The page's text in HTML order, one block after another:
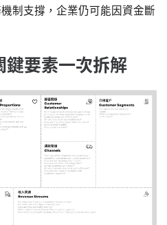
制支撐，企業仍可能因資金斷
鍵要素一次拆解